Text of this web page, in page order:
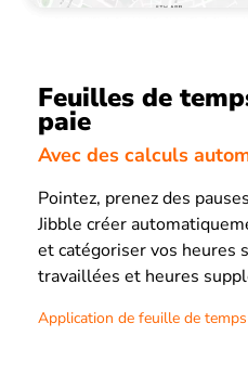
Feuilles de
paie
Avec des calculs
Pointez, prenez des
Jibble créer
et catégoriser vos heures
travaillées et heures
Application de feuille de temps